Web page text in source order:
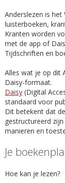
Anderslezen is
luisterboeken,
Kranten worden
met de app of
Tijdschriften en
Alles wat je op dit
Daisy-formaat.
Daisy (Digital
standaard voor
Dit betekent dat
gestructureerd
manieren en
Je
Hoe kan je lezen?